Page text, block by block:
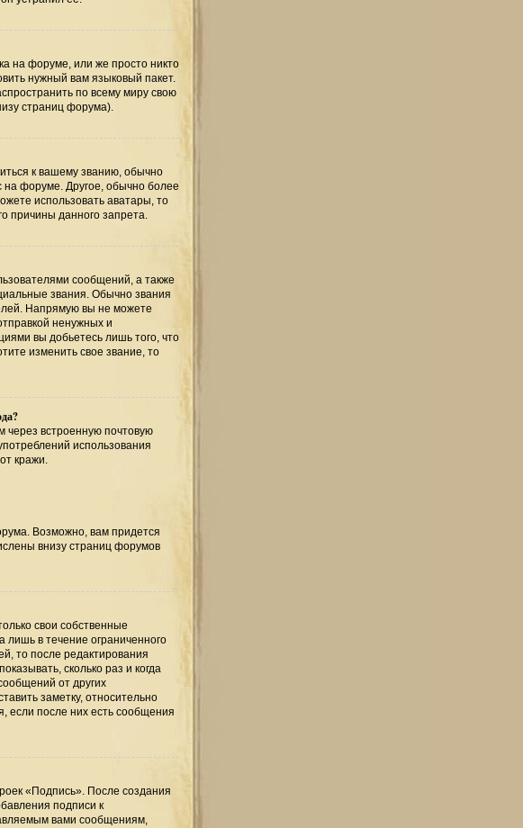
на форуме, или же просто никто
нужный вам языковый пакет.
по всему миру свою
страниц форума).
к вашему званию, обычно
на форуме. Другое, обычно более
использовать аватары, то
причины данного запрета.
сообщений, а также
звания. Обычно звания
Напрямую вы не можете
ненужных и
вы добьетесь лишь того, что
изменить свое звание, то
через встроенную почтовую
использования
кражи.
Возможно, вам придется
внизу страниц форумов
свои собственные
в течение ограниченного
то после редактирования
сколько раз и когда
от других
заметку, относительно
если после них есть сообщения
«Подпись». После создания
подписи к
вами сообщениям,